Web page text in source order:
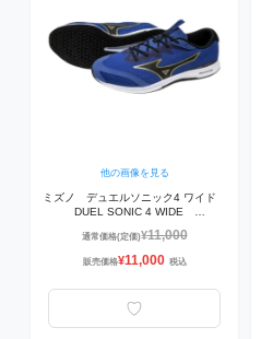
他の画像を見る
ミズノ デュエルソニック4 ワイド
DUEL SONIC 4 WIDE
ューズ 21：ブルー×ブラック×ホワ
イト
通常価格(定価)¥11,000
販売価格¥11,000 税込